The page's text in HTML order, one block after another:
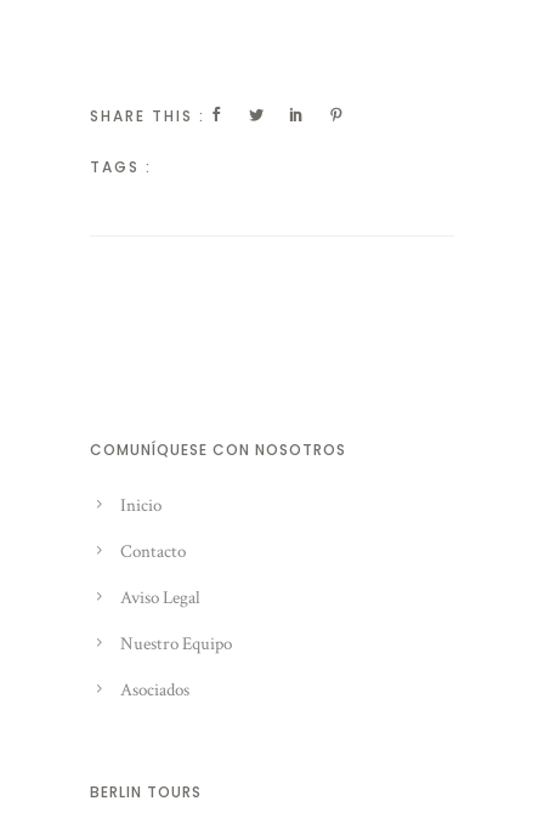
SHARE THIS :
TAGS :
COMUNÍQUESE CON NOSOTROS
Inicio
Contacto
Aviso Legal
Nuestro Equipo
Asociados
BERLIN TOURS